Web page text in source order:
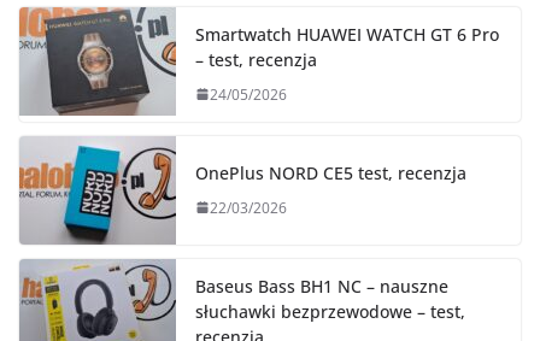
Smartwatch HUAWEI WATCH GT 6 Pro
– test, recenzja
24/05/2026
OnePlus NORD CE5 test, recenzja
22/03/2026
Baseus Bass BH1 NC – nauszne
słuchawki bezprzewodowe – test,